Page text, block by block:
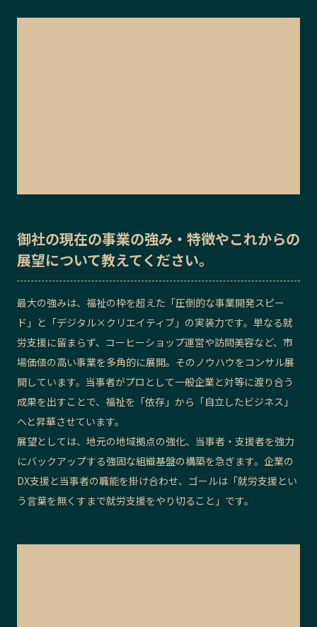
御社の現在の事業の強み・特徴やこれからの
展望について教えてください。
最大の強みは、福祉の枠を超えた「圧倒的な事業開発スピー
ド」と「デジタル×クリエイティブ」の実装力です。単なる就
労支援に留まらず、コーヒーショップ運営や訪問美容など、市
場価値の高い事業を多角的に展開。そのノウハウをコンサル展
開しています。当事者がプロとして一般企業と対等に渡り合う
成果を出すことで、福祉を「依存」から「自立したビジネス」
へと昇華させています。
展望としては、地元の地域拠点の強化、当事者・支援者を強力
にバックアップする強固な組織基盤の構築を急ぎます。企業の
DX支援と当事者の職能を掛け合わせ、ゴールは「就労支援とい
う言葉を無くすまで就労支援をやり切ること」です。